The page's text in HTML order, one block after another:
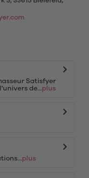
Satisfyer
de...plus
plus